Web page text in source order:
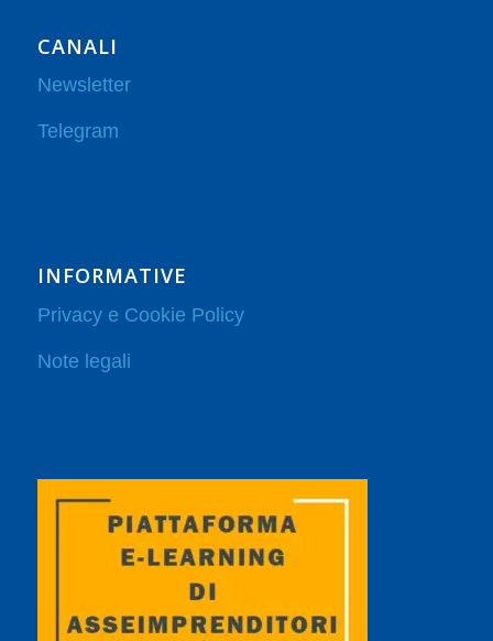
CANALI
Newsletter
Telegram
INFORMATIVE
Privacy e Cookie Policy
Note legali